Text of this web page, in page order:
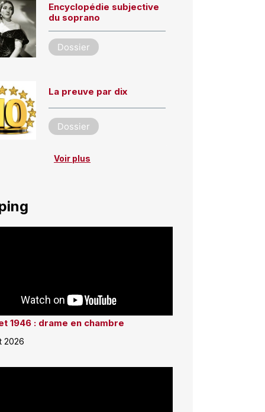
Encyclopédie subjective
du soprano
Dossier
La preuve par dix
Dossier
Voir plus
1946 : drame en chambre
2026